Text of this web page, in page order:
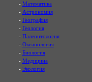
- Математика
- Астрономия
- География
- Геология
- Палеонтология
- Океанология
- Биология
- Медицина
- Экология